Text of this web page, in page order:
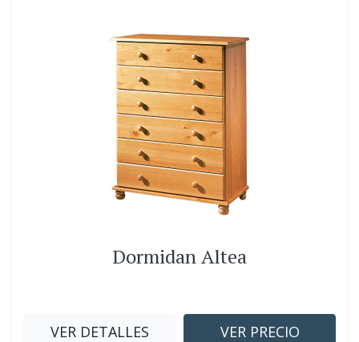
Dormidan Altea
VER DETALLES VER PRECIO